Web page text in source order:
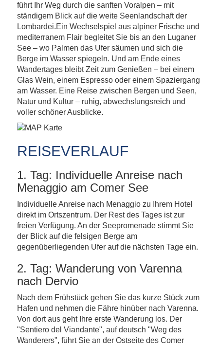
führt Ihr Weg durch die sanften Voralpen – mit
ständigem Blick auf die weite Seenlandschaft der
Lombardei.Ein Wechselspiel aus alpiner Frische und
mediterranem Flair begleitet Sie bis an den Luganer
See – wo Palmen das Ufer säumen und sich die
Berge im Wasser spiegeln. Und am Ende eines
Wandertages bleibt Zeit zum Genießen – bei einem
Glas Wein, einem Espresso oder einem Spaziergang
am Wasser. Eine Reise zwischen Bergen und Seen,
Natur und Kultur – ruhig, abwechslungsreich und
voller schöner Ausblicke.
REISEVERLAUF
1. Tag: Individuelle Anreise nach
Menaggio am Comer See
Individuelle Anreise nach Menaggio zu Ihrem Hotel
direkt im Ortszentrum. Der Rest des Tages ist zur
freien Verfügung. An der Seepromenade stimmt Sie
der Blick auf die felsigen Berge am
gegenüberliegenden Ufer auf die nächsten Tage ein.
2. Tag: Wanderung von Varenna
nach Dervio
Nach dem Frühstück gehen Sie das kurze Stück zum
Hafen und nehmen die Fähre hinüber nach Varenna.
Von dort aus geht Ihre erste Wanderung los. Der
"Sentiero del Viandante", auf deutsch "Weg des
Wanderers", führt Sie an der Ostseite des Comer